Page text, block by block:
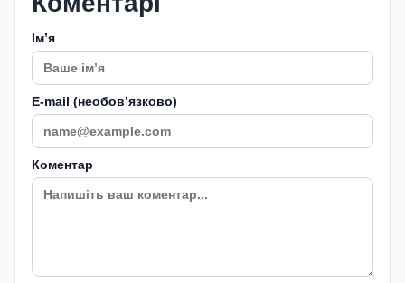
Імʼя
E-mail (необовʼязково)
Коментар